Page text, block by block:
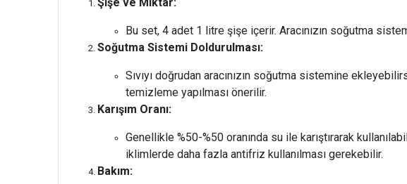
Bu set, 4 adet 1 litre şişe içerir. Aracınızın soğutma
Soğutma Sistemi Doldurulması:
Sıvıyı doğrudan aracınızın soğutma sistemine
temizleme yapılması önerilir.
Karışım Oranı:
Genellikle %50-%50 oranında su ile karıştırarak
iklimlerde daha fazla antifriz kullanılması gerekebilir.
Bakım: